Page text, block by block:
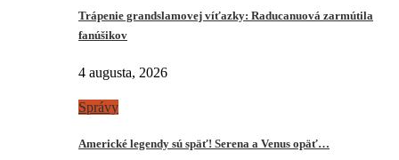
Trápenie grandslamovej víťazky: Raducanuová zarmútila
fanúšikov
4 augusta, 2026
Správy
Americké legendy sú späť! Serena a Venus opäť…